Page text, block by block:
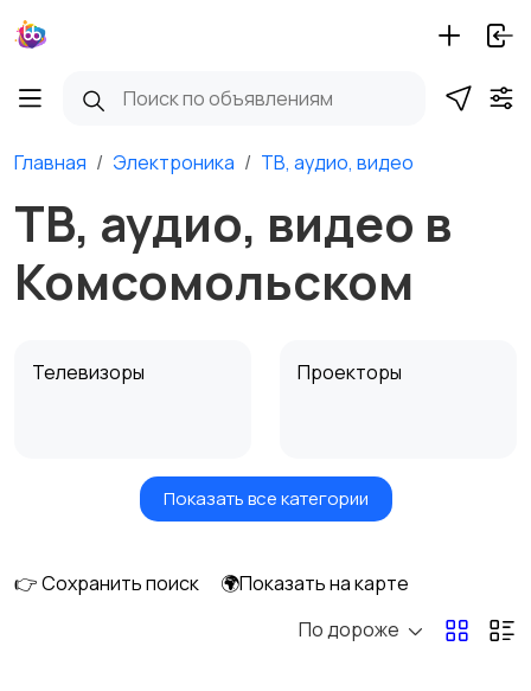
Главная Электроника ТВ, аудио, видео
ТВ, аудио, видео в
Комсомольском
Телевизоры Проекторы
Акустика, колонки,
Домашние
Музыкальные центры
Показать все категории
👉 Сохранить поиск
🌍Показать на карте
По дороже